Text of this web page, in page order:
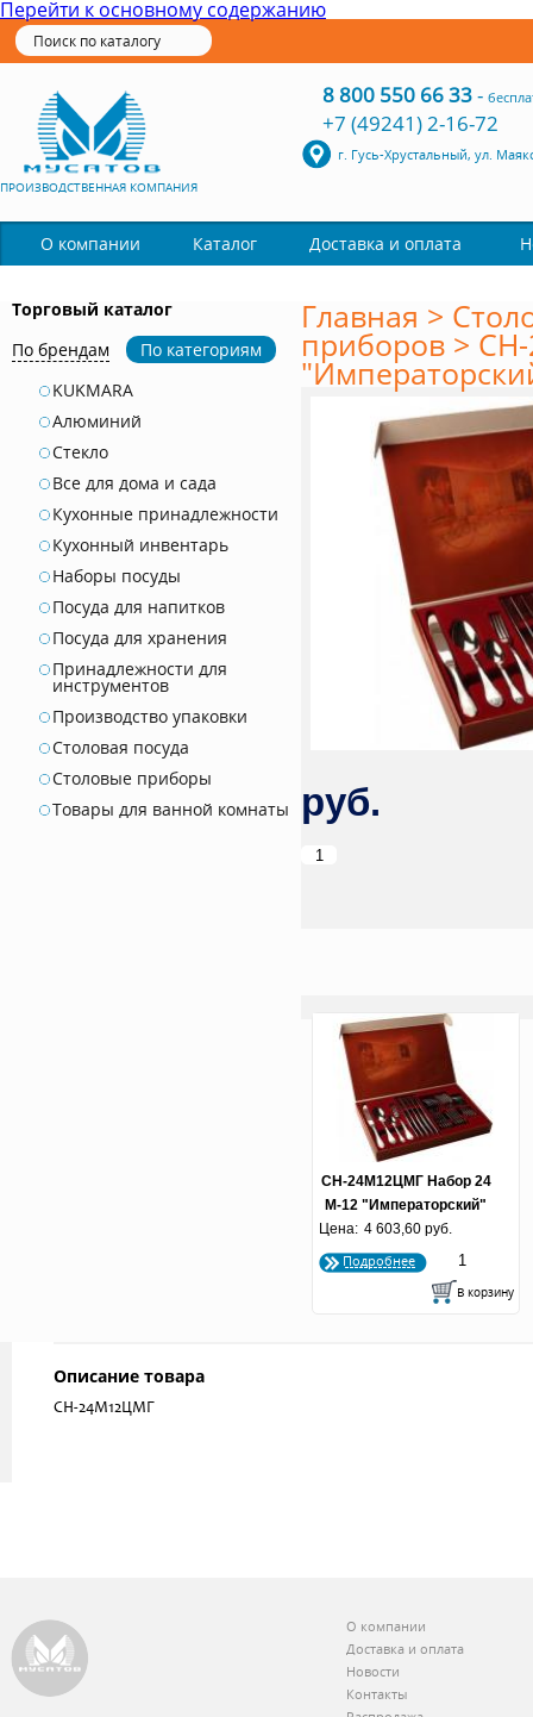
Перейти к основному содержанию
ПРОИЗВОДСТВЕННАЯ КОМПАНИЯ
8 800 550 66 33-
+7 (49241) 2-16-72
г. Гусь-Хрустальный, ул.
О компании Каталог Доставка и оплата
Торговый каталог
По брендам
По категориям
KUKMARA
Алюминий
Стекло
Все для дома и сада
Кухонные принадлежности
Кухонный инвентарь
Наборы посуды
Посуда для напитков
Посуда для хранения
Принадлежности для
инструментов
Производство упаковки
Столовая посуда
Столовые приборы
Товары для ванной комнаты
Главная >
приборов >
руб.
СН-24М12ЦМГ Набор 24
М-12 "Императорский"
Ц МГ (по 5 шт.)
Цена: 4 603,60 руб.
Подробнее
Описание товара
СН-24М12ЦМГ
О компании
Доставка и оплата
Новости
Контакты